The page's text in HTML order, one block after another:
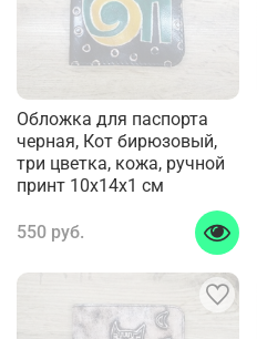
Обложка для паспорта
черная, Кот бирюзовый,
три цветка, кожа, ручной
принт 10x14x1 см
550 руб.